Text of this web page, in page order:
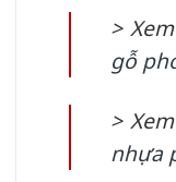
>
gỗ
>
nhựa